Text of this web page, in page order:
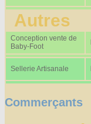
Autres
Conception vente de
Baby-Foot
Sellerie Artisanale
Commerçants